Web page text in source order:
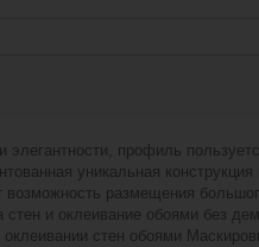
профиль
уникальная конструкция
размещения
и оклеивание обоями без
стен обоями